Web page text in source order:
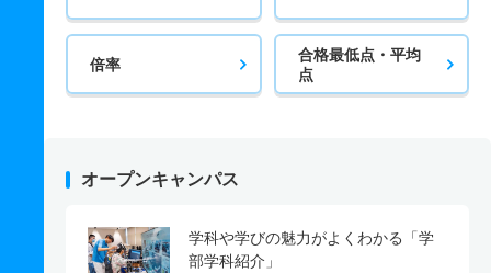
倍率
合格最低点・平均
点
オープンキャンパス
学科や学びの魅力がよくわかる「学
部学科紹介」